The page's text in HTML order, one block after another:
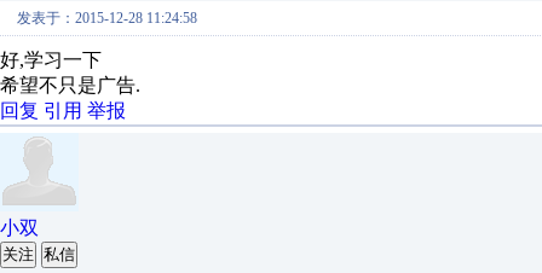
发表于：2015-12-28 11:24:58
好,学习一下
希望不只是广告.
回复 引用 举报
小双
关注 私信